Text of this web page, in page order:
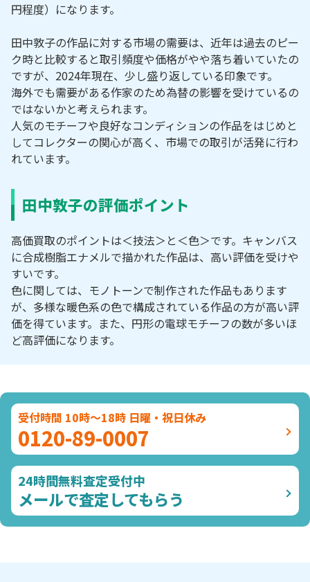
円程度）になります。
田中敦子の作品に対する市場の需要は、近年は過去のピー
ク時と比較すると取引頻度や価格がやや落ち着いていたの
ですが、2024年現在、少し盛り返している印象です。
海外でも需要がある作家のため為替の影響を受けているの
ではないかと考えられます。
人気のモチーフや良好なコンディションの作品をはじめと
してコレクターの関心が高く、市場での取引が活発に行わ
れています。
田中敦子の評価ポイント
高価買取のポイントは＜技法＞と＜色＞です。キャンバス
に合成樹脂エナメルで描かれた作品は、高い評価を受けや
すいです。
色に関しては、モノトーンで制作された作品もあります
が、多様な暖色系の色で構成されている作品の方が高い評
価を得ています。また、円形の電球モチーフの数が多いほ
ど高評価になります。
受付時間 10時～18時 日曜・祝日休み
0120-89-0007
24時間無料査定受付中
メールで査定してもらう